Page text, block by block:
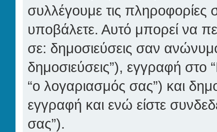
συλλέγουμε τις πληροφορίες
υποβάλετε. Αυτό μπορεί να
σε: δημοσιεύσεις σαν
δημοσιεύσεις”), εγγραφή
“ο λογαριασμός σας”) και
εγγραφή και ενώ είστε
σας”).